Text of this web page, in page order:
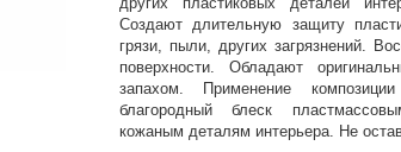
Создают длительную защиту
грязи, пыли, других загрязнений.
поверхности. Обладают
запахом. Применение
благородный блеск
кожаным деталям интерьера. Не